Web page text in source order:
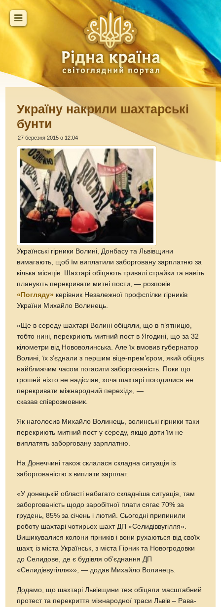
Україну накрили шахтарські
бунти
27 березня 2015 о 12:04
Українські гірники Волині, Донбасу та Львівщини
вимагають, щоб їм виплатили заборговану зарплатню за
кілька місяців. Шахтарі обіцяють тривалі страйки та навіть
планують перекривати митні пости, — розповів
«Погляду» керівник Незалежної профспілки гірників
України Михайло Волинець.
«Ще в середу шахтарі Волині обіцяли, що в п’ятницю,
тобто нині, перекриють митний пост в Ягодині, що за 32
кілометри від Нововолинська. Але їх вмовив губернатор
Волині, їх з’єднали з першим віце-прем’єром, який обіцяв
найближчим часом погасити заборгованість. Поки що
грошей ніхто не надіслав, хоча шахтарі погодилися не
перекривати міжнародний перехід», —
сказав співрозмовник.
Як наголосив Михайло Волинець, волинські гірники таки
перекриють митний пост у середу, якщо доти їм не
виплатять заборговану зарплатню.
На Донеччині також склалася складна ситуація із
заборгованістю з виплати зарплат.
«У донецькій області набагато складніша ситуація, там
заборгованість щодо заробітної плати сягає 70% за
грудень, 85% за січень і лютий. Сьогодні припинили
роботу шахтарі чотирьох шахт ДП «Селидіввугілля».
Вишикувалися колони гірників і вони рухаються від своїх
шахт, із міста Українськ, з міста Гірник та Новогродовки
до Селидове, де є будівля об’єднання ДП
«Селидіввугілля»», — додав Михайло Волинець.
Додамо, що шахтарі Львівщини теж обіцяли масштабний
протест та перекриття міжнародної траси Львів – Рава-